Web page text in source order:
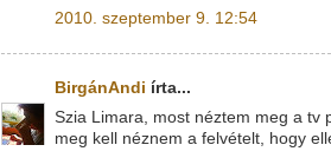
2010. szeptember 9. 12:54
BirgánAndi írta...
Szia Limara, most néztem meg a tv
meg kell néznem a felvételt, hogy